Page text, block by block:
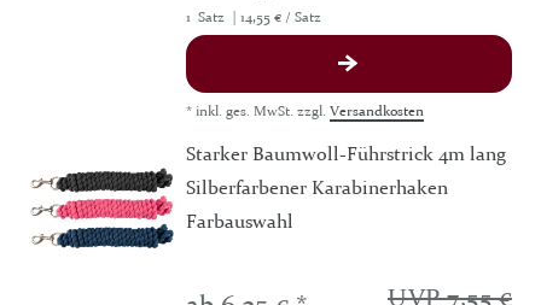
1 Satz | 14,55 € / Satz
* inkl. ges. MwSt. zzgl. Versandkosten
Starker Baumwoll-Führstrick 4m lang
Silberfarbener Karabinerhaken
Farbauswahl
UVP 7,55 €